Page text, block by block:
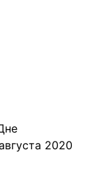
2020